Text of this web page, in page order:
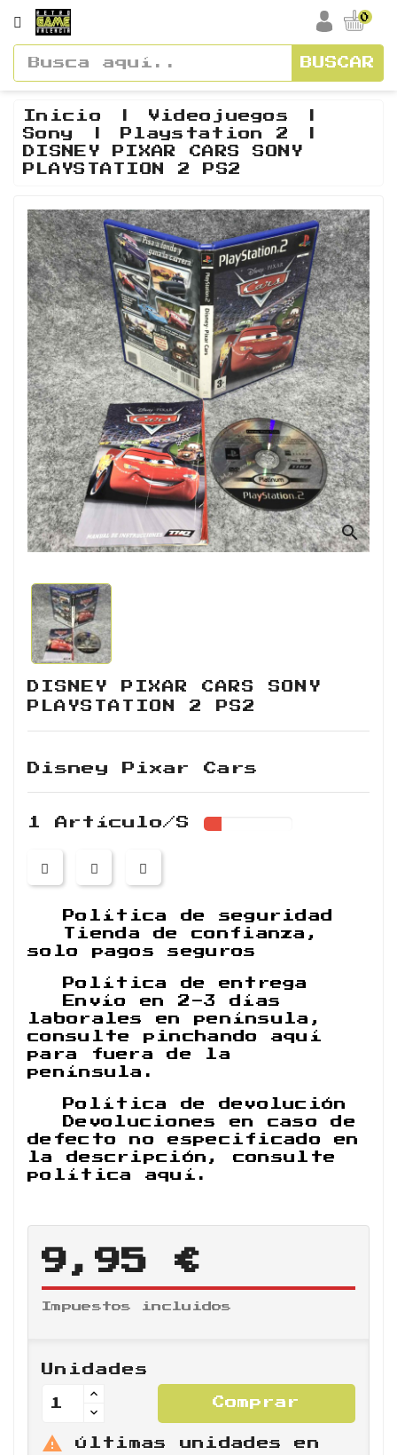
CATEGORÍA
Cajas
Y
Manuales
Vídeos
Soundtracks
Figuras
Guías
Retro
Informática
Videojuegos
0
BUSCAR
Inicio
Videojuegos
Sony
Playstation 2
DISNEY PIXAR CARS SONY
PLAYSTATION 2 PS2
search
DISNEY PIXAR CARS SONY
PLAYSTATION 2 PS2
Disney Pixar Cars
1 Artículo/s
Política de seguridad
Tienda de confianza,
solo pagos seguros
Política de entrega
Envío en 2-3 días
laborales en península,
consulte pinchando aquí
para fuera de la
península.
Política de devolución
Devoluciones en caso de
defecto no especificado en
la descripción, consulte
política aquí.
9,95 €
Impuestos incluidos
Unidades
Comprar

Últimas unidades en